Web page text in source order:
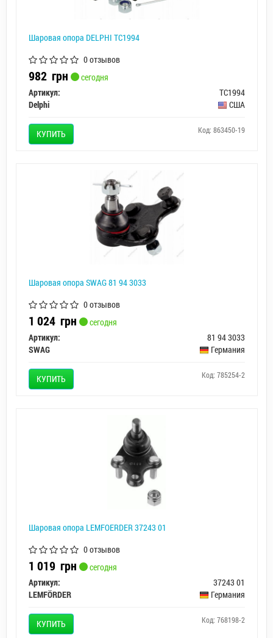
Шаровая опора DELPHI TC1994
0 отзывов
982 грн
сегодня
Артикул:
TC1994
Delphi
США
КУПИТЬ Код: 863450-19
Шаровая опора SWAG 81 94 3033
0 отзывов
1 024 грн
сегодня
Артикул:
81 94 3033
SWAG
Германия
КУПИТЬ Код: 785254-2
Шаровая опора LEMFOERDER 37243 01
0 отзывов
1 019 грн
сегодня
Артикул:
37243 01
LEMFÖRDER
Германия
КУПИТЬ Код: 768198-2